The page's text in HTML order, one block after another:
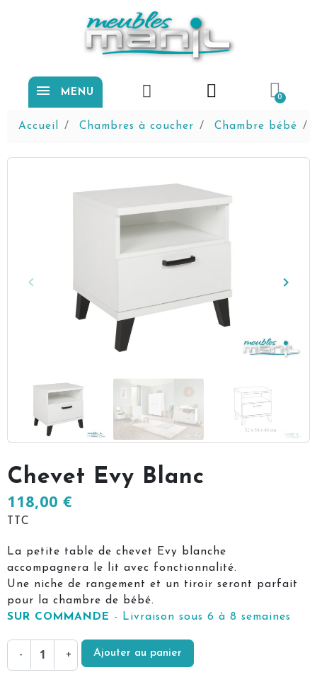
MENU
Accueil Chambres à coucher Chambre bébé
Précédent
keyboard_arrow_left keyboard_arrow_right
Chevet Evy Blanc
118,00 €
TTC
La petite table de chevet Evy blanche
accompagnera le lit avec fonctionnalité.
Une niche de rangement et un tiroir seront parfait
pour la chambre de bébé.
SUR COMMANDE - Livraison sous 6 à 8 semaines
- + Ajouter au panier